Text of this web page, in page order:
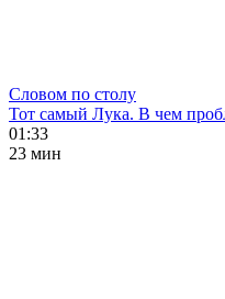
Словом по столу
Тот самый Лука. В чем
01:33
23 мин